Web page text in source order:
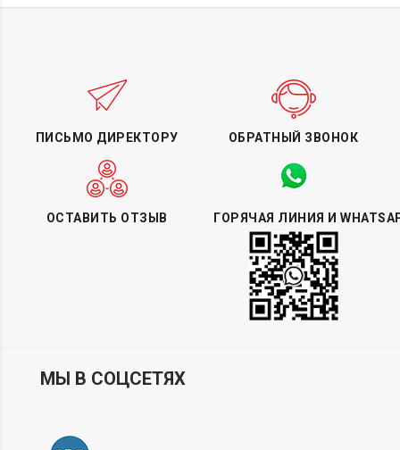
ПИСЬМО ДИРЕКТОРУ ОБРАТНЫЙ ЗВОНОК
ОСТАВИТЬ ОТЗЫВ ГОРЯЧАЯ ЛИНИЯ И
МЫ В СОЦСЕТЯХ